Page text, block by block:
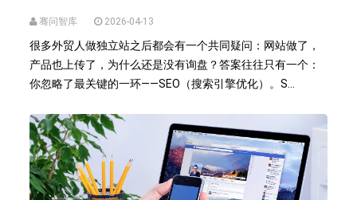
骞问智库 2026-04-13
很多外贸人做独立站之后都会有一个共同疑问：网站做了，
产品也上传了，为什么还是没有询盘？答案往往只有一个：
你忽略了最关键的一环——SEO（搜索引擎优化）。S...